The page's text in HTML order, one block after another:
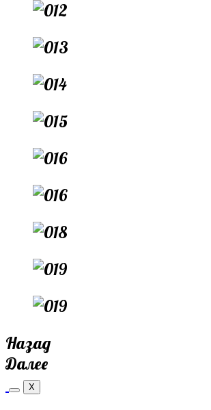
Назад
Далее
X